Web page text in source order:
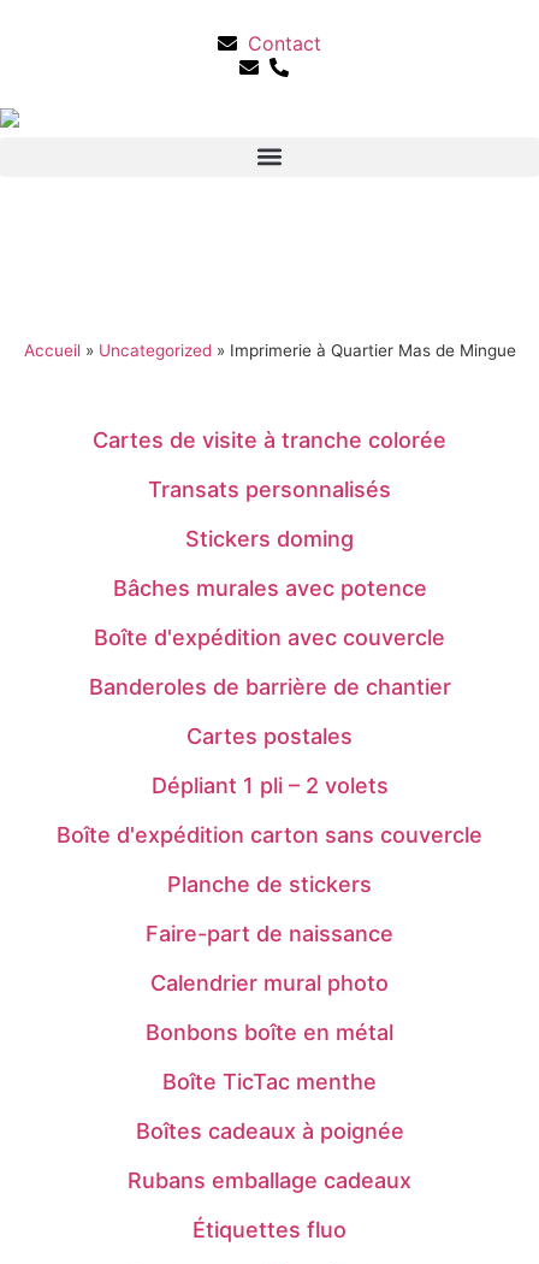
Contact
Accueil» Uncategorized» Imprimerie à Quartier Mas de Mingue
Cartes de visite à tranche colorée
Transats personnalisés
Stickers doming
Bâches murales avec potence
Boîte d'expédition avec couvercle
Banderoles de barrière de chantier
Cartes postales
Dépliant 1 pli – 2 volets
Boîte d'expédition carton sans couvercle
Planche de stickers
Faire-part de naissance
Calendrier mural photo
Bonbons boîte en métal
Boîte TicTac menthe
Boîtes cadeaux à poignée
Rubans emballage cadeaux
Étiquettes fluo